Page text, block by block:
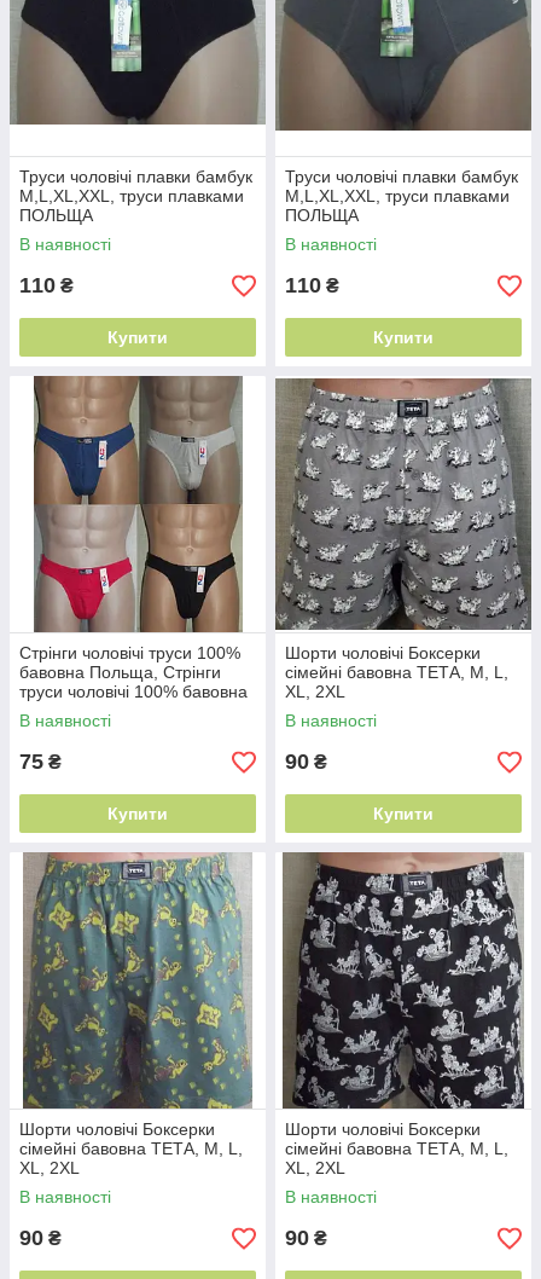
Труси чоловічі плавки бамбук
M,L,XL,XXL, труси плавками
ПОЛЬЩА
В наявності
110 ₴
Купити
Труси чоловічі плавки бамбук
M,L,XL,XXL, труси плавками
ПОЛЬЩА
В наявності
110 ₴
Купити
Стрінги чоловічі труси 100%
бавовна Польща, Стрінги
труси чоловічі 100% бавовна
Польща
В наявності
75 ₴
Купити
Шорти чоловічі Боксерки
сімейні бавовна ТЕТА, M, L,
XL, 2XL
В наявності
90 ₴
Купити
Шорти чоловічі Боксерки
сімейні бавовна ТЕТА, M, L,
XL, 2XL
В наявності
90 ₴
Шорти чоловічі Боксерки
сімейні бавовна ТЕТА, M, L,
XL, 2XL
В наявності
90 ₴